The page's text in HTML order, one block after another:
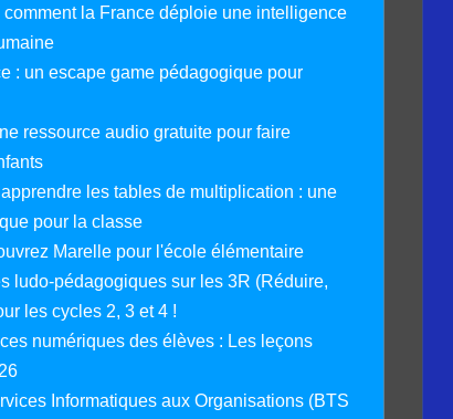
comment la France déploie une intelligence
: un escape game pédagogique pour
ressource audio gratuite pour faire
les tables de multiplication : une
pour la classe
Marelle pour l'école élémentaire
ludo-pédagogiques sur les 3R (Réduire,
les cycles 2, 3 et 4 !
numériques des élèves : Les leçons
Informatiques aux Organisations (BTS